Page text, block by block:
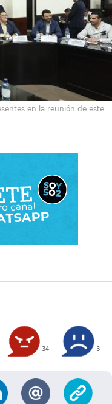
en la reunión de este
34 3